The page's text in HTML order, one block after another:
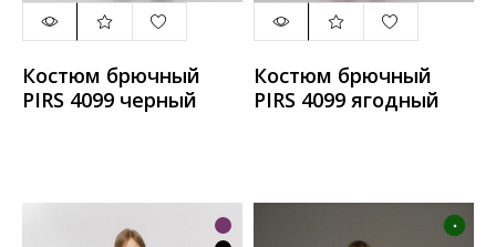
Костюм брючный
PIRS 4099 черный
Костюм брючный
PIRS 4099 ягодный